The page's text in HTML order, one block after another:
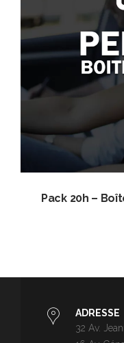
Pack 20h –
ADRESSE
32 Av.